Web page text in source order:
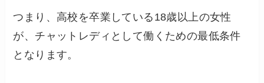
つまり、高校を卒業している18歳以上の女性
が、チャットレディとして働くための最低条件
となります。